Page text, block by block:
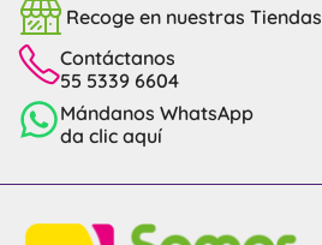
Recoge en nuestras Tiendas
Contáctanos
55 5339 6604
Mándanos WhatsApp
da clic aquí